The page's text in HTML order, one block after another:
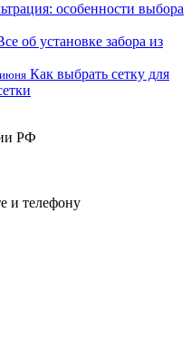
особенности выбора
об установке забора из
Как выбрать сетку для
РФ
и телефону